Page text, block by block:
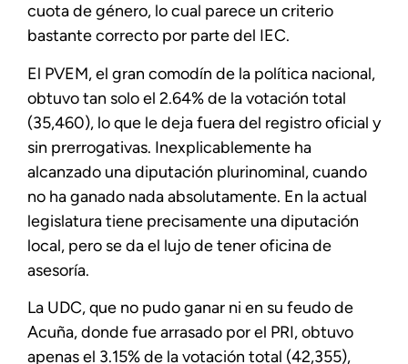
cuota de género, lo cual parece un criterio
bastante correcto por parte del IEC.
El PVEM, el gran comodín de la política nacional,
obtuvo tan solo el 2.64% de la votación total
(35,460), lo que le deja fuera del registro oficial y
sin prerrogativas. Inexplicablemente ha
alcanzado una diputación plurinominal, cuando
no ha ganado nada absolutamente. En la actual
legislatura tiene precisamente una diputación
local, pero se da el lujo de tener oficina de
asesoría.
La UDC, que no pudo ganar ni en su feudo de
Acuña, donde fue arrasado por el PRI, obtuvo
apenas el 3.15% de la votación total (42,355),